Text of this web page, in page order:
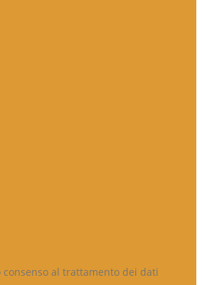
consenso al trattamento dei dati